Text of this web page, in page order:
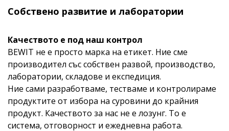
Собствено развитие и лаборатории
Качеството е под наш контрол
BEWIT не е просто марка на етикет. Ние сме
производител със собствен развой, производство,
лаборатории, складове и експедиция.
Ние сами разработваме, тестваме и контролираме
продуктите от избора на суровини до крайния
продукт. Качеството за нас не е лозунг. То е
система, отговорност и ежедневна работа.